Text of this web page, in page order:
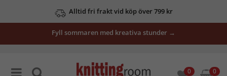
Alltid fri frakt vid köp över 799 kr
Fyll sommaren med kreativa stunder →
0 0